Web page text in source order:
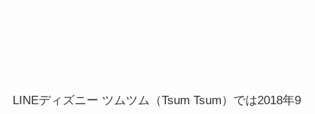
LINEディズニー ツムツム（Tsum Tsum）では2018年9